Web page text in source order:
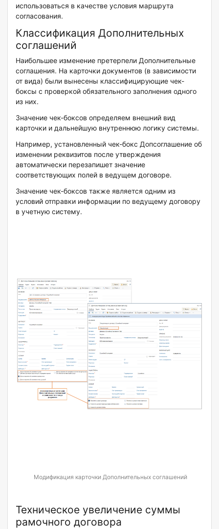
использоваться в качестве условия маршрута
согласования.
Классификация Дополнительных
соглашений
Наибольшее изменение претерпели Дополнительные
соглашения. На карточки документов (в зависимости
от вида) были вынесены классифицирующие чек-
боксы с проверкой обязательного заполнения одного
из них.
Значение чек-боксов определяем внешний вид
карточки и дальнейшую внутреннюю логику системы.
Например, установленный чек-бокс Допсоглашение об
изменении реквизитов после утверждения
автоматически перезапишет значение
соответствующих полей в ведущем договоре.
Значение чек-боксов также является одним из
условий отправки информации по ведущему договору
в учетную систему.
Модификация карточки Дополнительных соглашений
Техническое увеличение суммы
рамочного договора